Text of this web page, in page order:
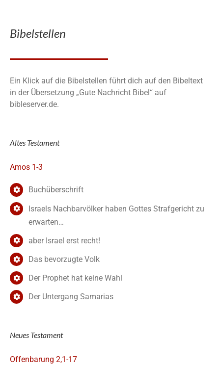
Bibelstellen
Ein Klick auf die Bibelstellen führt dich auf den Bibeltext
in der Übersetzung „Gute Nachricht Bibel“ auf
bibleserver.de.
Altes Testament
Amos 1-3
Buchüberschrift
Israels Nachbarvölker haben Gottes Strafgericht zu
erwarten…
aber Israel erst recht!
Das bevorzugte Volk
Der Prophet hat keine Wahl
Der Untergang Samarias
Neues Testament
Offenbarung 2,1-17